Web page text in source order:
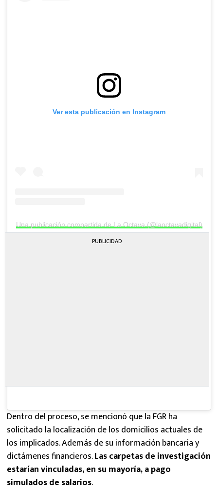
Ver esta publicación en Instagram
Una publicación compartida de La Octava (@laoctavadigital)
PUBLICIDAD
Dentro del proceso, se mencionó que la FGR ha
solicitado la localización de los domicilios actuales de
los implicados. Además de su información bancaria y
dictámenes financieros.Las carpetas de investigación
estarían vinculadas, en su mayoría, a pago
simulados de salarios.